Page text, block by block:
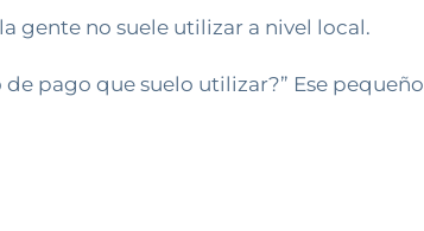
gente no suele utilizar a nivel local.
pago que suelo utilizar?” Ese pequeño